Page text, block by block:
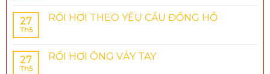
27
Th5
RỐI HƠI THEO YÊU CẦU ĐỒNG HỒ
27
Th5
RỐI HƠI ÔNG VẢY TAY